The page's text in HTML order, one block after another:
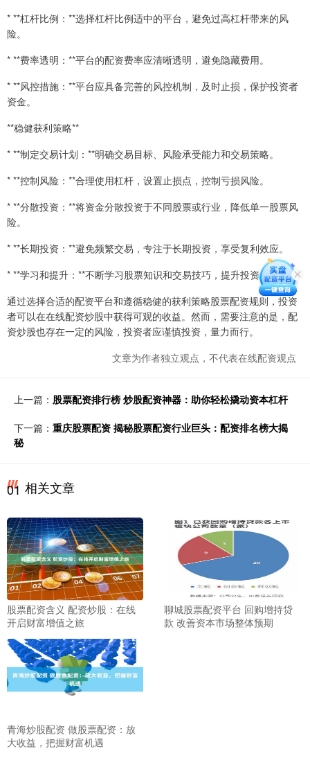
* **杠杆比例：**选择杠杆比例适中的平台，避免过高杠杆带来的风
险。
* **费率透明：**平台的配资费率应清晰透明，避免隐藏费用。
* **风控措施：**平台应具备完善的风控机制，及时止损，保护投资者
资金。
**稳健获利策略**
* **制定交易计划：**明确交易目标、风险承受能力和交易策略。
* **控制风险：**合理使用杠杆，设置止损点，控制亏损风险。
* **分散投资：**将资金分散投资于不同股票或行业，降低单一股票风
险。
* **长期投资：**避免频繁交易，专注于长期投资，享受复利效应。
* **学习和提升：**不断学习股票知识和交易技巧，提升投资水平。
通过选择合适的配资平台和遵循稳健的获利策略股票配资规则，投资
者可以在在线配资炒股中获得可观的收益。然而，需要注意的是，配
资炒股也存在一定的风险，投资者应谨慎投资，量力而行。
文章为作者独立观点，不代表在线配资观点
上一篇： 股票配资排行榜 炒股配资神器：助你轻松撬动资本杠杆
下一篇： 重庆股票配资 揭秘股票配资行业巨头：配资排名榜大揭
秘
01 相关文章
股票配资含义 配资炒股：在线
开启财富增值之旅
聊城股票配资平台 回购增持贷
款 改善资本市场整体预期
青海炒股配资 做股票配资：放
大收益，把握财富机遇